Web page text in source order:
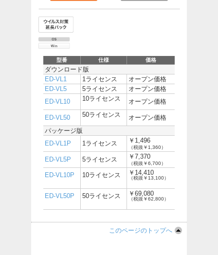
型番 仕様 価格
ダウンロード版
ED-VL1
1ライセンス
オープン価格
ED-VL5
5ライセンス
オープン価格
ED-VL10
10ライセンス オープン価格
ED-VL50 50ライセンス
オープン価格
パッケージ版
ED-VL1P
1ライセンス ￥1,496
（税抜￥1,360）
ED-VL5P 5ライセンス ￥7,370
（税抜￥6,700）
ED-VL10P 10ライセンス ￥14,410
（税抜￥13,100）
ED-VL50P 50ライセンス ￥69,080
（税抜￥62,800）
このページのトップへ